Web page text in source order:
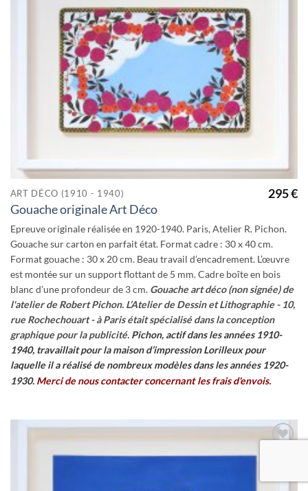
ART DÉCO (1910 - 1940)
Gouache originale Art Déco
295€
Epreuve originale réalisée en 1920-1940. Paris, Atelier R. Pichon.
Gouache sur carton en parfait état. Format cadre : 30 x 40 cm.
Format gouache : 30 x 20 cm. Beau travail d’encadrement. L’œuvre
est montée sur un support flottant de 5 mm. Cadre boîte en bois
blanc d’une profondeur de 3 cm. Gouache art déco (non signée) de
l'atelier de Robert Pichon. L’Atelier de Dessin et Lithographie - 10,
rue Rochechouart - à Paris était spécialisé dans la conception
graphique pour la publicité. Pichon, actif dans les années 1910-
1940, travaillait pour la maison d’impression Lorilleux pour
laquelle il a réalisé de nombreux modèles dans les années 1920-
1930. Merci de nous contacterconcernantles frais d'envois.